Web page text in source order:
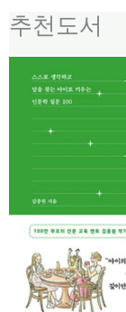
추천도서